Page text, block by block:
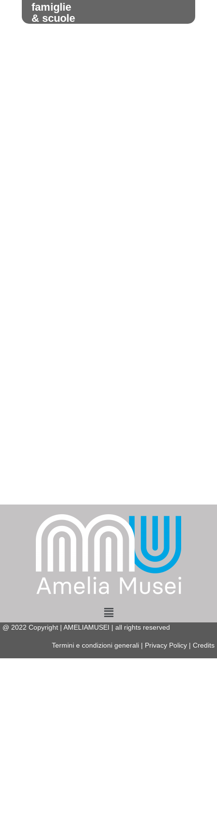
famiglie
& scuole
Menu
@ 2022 Copyright | AMELIAMUSEI | all rights reserved
Termini e condizioni generali Privacy Policy Credits